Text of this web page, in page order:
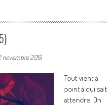
novembre 2015
Tout vient à
point à qui sait
attendre. On